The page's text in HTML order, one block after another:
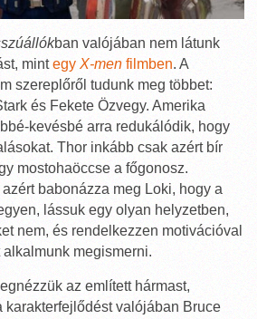
ban valójában nem látunk
mintegy X-men filmben. A
szereplőről tudunk meg többet:
és Fekete Özvegy. Amerika
kevésbé arra redukálódik, hogy
Thor inkább csak azért bír
mostohaöccse a főgonosz.
babonázza meg Loki, hogy a
lássuk egy olyan helyzetben,
nem, és rendelkezzen motivációval
megismerni.
az említett hármast,
karakterfejlődést valójában Bruce